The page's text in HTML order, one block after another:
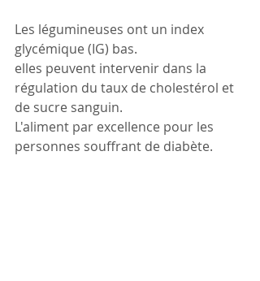
Les légumineuses ont un index
glycémique (IG) bas.
elles peuvent intervenir dans la
régulation du taux de cholestérol et
de sucre sanguin.
L'aliment par excellence pour les
personnes souffrant de diabète.